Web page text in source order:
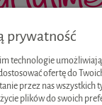
pomocy?
pon. - pt., godz. 8:00-16:00
prywatność
technologie
ofertę do
przez nas wszystkich
plików do swoich